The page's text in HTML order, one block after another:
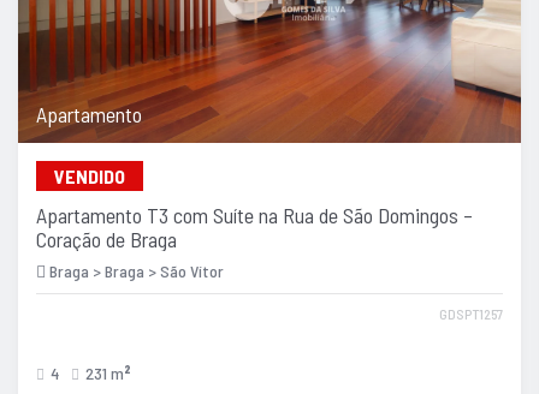
Apartamento
VENDIDO
Apartamento T3 com Suíte na Rua de São Domingos –
Coração de Braga
Braga > Braga > São Vítor
GDSPT1257
4 231 m 2